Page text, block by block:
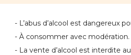
- L’abus d’alcool est dangereux
- À consommer avec modération.
- La vente d’alcool est interdite